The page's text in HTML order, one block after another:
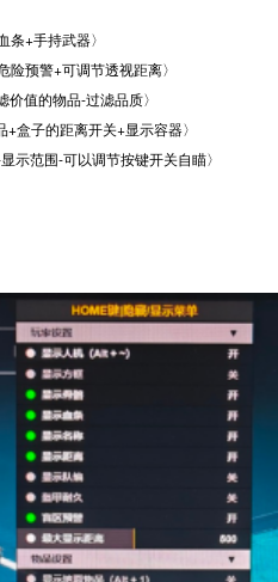
+手持武器〉
预警+可调节透视距离〉
值的物品-过滤品质〉
盒子的距离开关+显示容器〉
示范围-可以调节按键开关自瞄〉